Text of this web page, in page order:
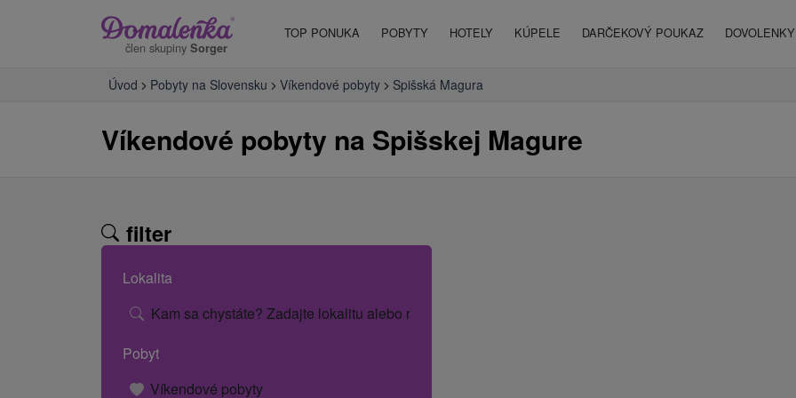
člen skupiny Sorger
TOP PONUKA POBYTY HOTELY KÚPELE DARČEKOVÝ POUKAZ
Úvod Pobyty na Slovensku Víkendové pobyty Spišská Magura
Víkendové pobyty na Spišskej Magure
filter
Lokalita
Kam sa chystáte? Zadajte lokalitu alebo názov hotela.
Pobyt
Víkendové pobyty